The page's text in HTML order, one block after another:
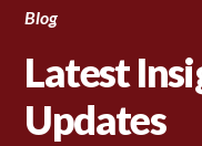
Blog
Latest
Updates